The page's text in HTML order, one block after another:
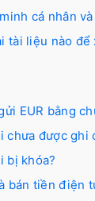
cá nhân
tài liệu nào
EUR bằng
chưa được ghi
bị khóa?
bán tiền điện